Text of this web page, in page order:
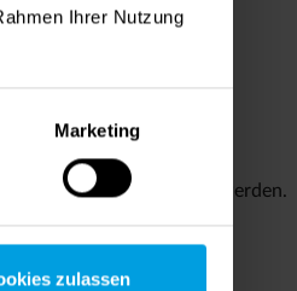
Ihrer Nutzung
Marketing
zulassen
erreicht werden.
ca.
80% erreicht werden.